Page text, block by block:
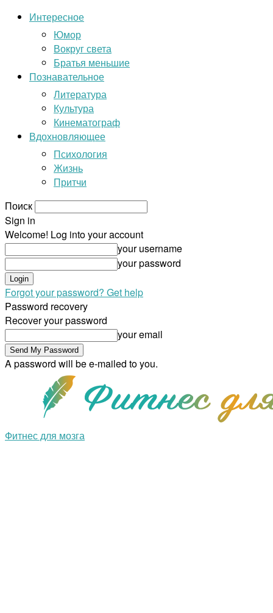
Интересное
Юмор
Вокруг света
Братья меньшие
Познавательное
Литература
Культура
Кинематограф
Вдохновляющее
Психология
Жизнь
Притчи
Поиск
Sign in
Welcome! Log into your account
your username
your password
Forgot your password? Get help
Password recovery
Recover your password
your email
A password will be e-mailed to you.
Фитнес для мозга